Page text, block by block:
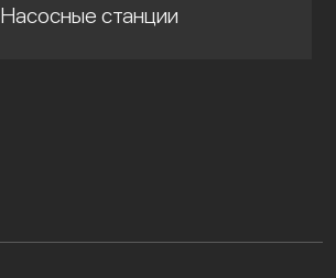
Насосные станции